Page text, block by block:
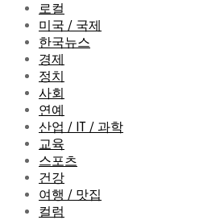
로컬
미국 / 국제
한국뉴스
경제
정치
사회
연예
산업 / IT / 과학
교육
스포츠
건강
여행 / 맛집
컬럼